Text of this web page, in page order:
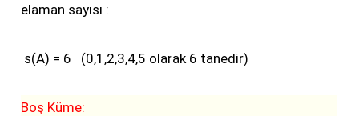
elaman sayısı :
s(A) = 6 (0,1,2,3,4,5 olarak 6 tanedir)
Boş Küme: